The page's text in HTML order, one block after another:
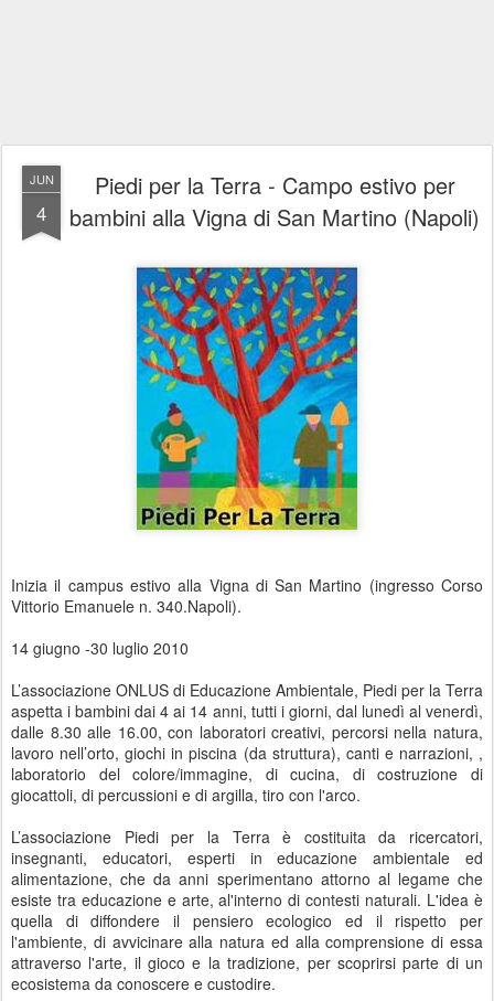
JUN
4
Piedi per la Terra - Campo estivo per
bambini alla Vigna di San Martino (Napoli)
Inizia il campus estivo alla Vigna di San Martino (ingresso Corso
Vittorio Emanuele n. 340.Napoli).
14 giugno -30 luglio 2010
L’associazione ONLUS di Educazione Ambientale, Piedi per la Terra
aspetta i bambini dai 4 ai 14 anni, tutti i giorni, dal lunedì al venerdì,
dalle 8.30 alle 16.00, con laboratori creativi, percorsi nella natura,
lavoro nell’orto, giochi in piscina (da struttura), canti e narrazioni, ,
laboratorio del colore/immagine, di cucina, di costruzione di
giocattoli, di percussioni e di argilla, tiro con l'arco.
L’associazione Piedi per la Terra è costituita da ricercatori,
insegnanti, educatori, esperti in educazione ambientale ed
alimentazione, che da anni sperimentano attorno al legame che
esiste tra educazione e arte, al'interno di contesti naturali. L'idea è
quella di diffondere il pensiero ecologico ed il rispetto per
l'ambiente, di avvicinare alla natura ed alla comprensione di essa
attraverso l'arte, il gioco e la tradizione, per scoprirsi parte di un
ecosistema da conoscere e custodire.